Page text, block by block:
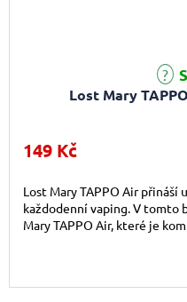
Lost Mary
Průměrné hodnocení
149 Kč
Lost Mary TAPPO Air
každodenní vaping. V
Mary TAPPO Air, které je